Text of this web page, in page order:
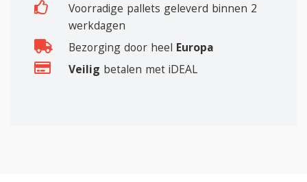
Voorradige pallets geleverd binnen 2
werkdagen
Bezorging door heel Europa
Veilig betalen met iDEAL